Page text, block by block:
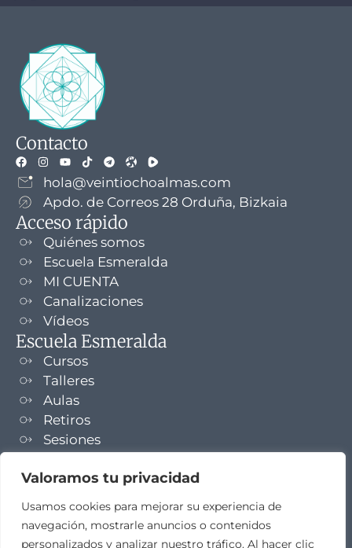
Valoramos tu privacidad
Usamos cookies para mejorar su experiencia de
navegación, mostrarle anuncios o contenidos
personalizados y analizar nuestro tráfico. Al hacer clic
Contacto
hola@veintiochoalmas.com
Apdo. de Correos 28 Orduña, Bizkaia
Acceso rápido
Quiénes somos
Escuela Esmeralda
MI CUENTA
Canalizaciones
Vídeos
Escuela Esmeralda
Cursos
Talleres
Aulas
Retiros
Sesiones
NEWSLETTER
TELEGRAM